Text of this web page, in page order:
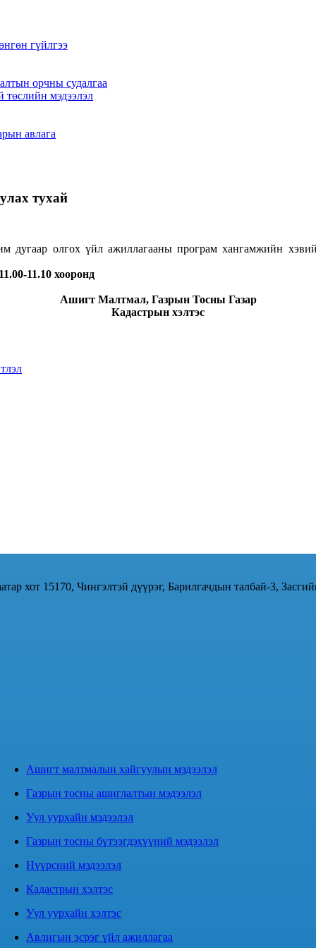
гүйлгээ
орчны судалгаа
төслийн мэдээлэл
авлага
тухай
дугаар олгох үйл ажиллагааны програм хангамжийн
11.10 хооронд
Ашигт Малтмал, Газрын Тосны Газар
Кадастрын хэлтэс
хот 15170, Чингэлтэй дүүрэг, Барилгачдын талбай-3,
Ашигт малтмалын хайгуулын мэдээлэл
Газрын тосны ашиглалтын мэдээлэл
Уул уурхайн мэдээлэл
Газрын тосны бүтээгдэхүүний мэдээлэл
Нүүрсний мэдээлэл
Кадастрын хэлтэс
Уул уурхайн хэлтэс
Авлигын эсрэг үйл ажиллагаа